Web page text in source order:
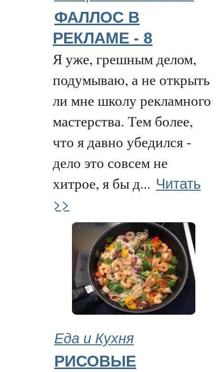
ФАЛЛОС В
РЕКЛАМЕ - 8
Я уже, грешным делом,
подумываю, а не открыть
ли мне школу рекламного
мастерства. Тем более,
что я давно убедился -
дело это совсем не
хитрое, я бы д... Читать
>>
Еда и Кухня
РИСОВЫЕ